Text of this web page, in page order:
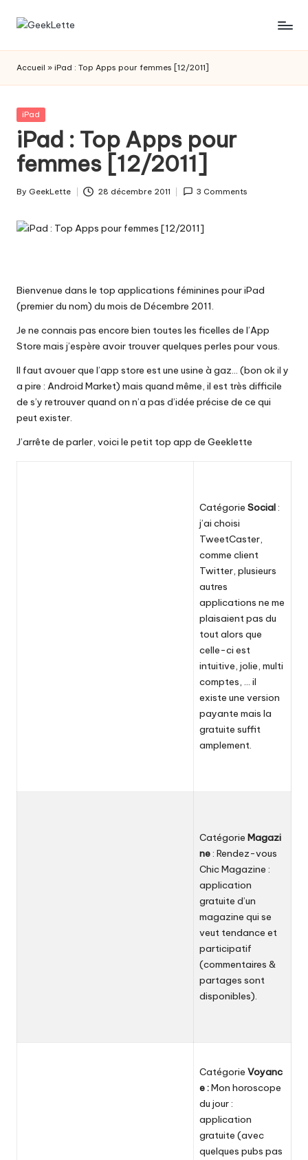
Skip
G
e
e
k
L
e
t
t
e
les
de
société
Accueil » iPad : Top Apps pour femmes [12/2011]
Posted
iPad
iPad : Top Apps pour
femmes [12/2011]
Posted
By GeekLette 28 décembre 2011 3 Comments
Bienvenue dans le top applications féminines pour iPad
(premier du nom) du mois de Décembre 2011.
Je ne connais pas encore bien toutes les ficelles de l’App
Store mais j’espère avoir trouver quelques perles pour vous.
Il faut avouer que l’app store est une usine à gaz… (bon ok il y
a pire : Android Market) mais quand même, il est très difficile
de s’y retrouver quand on n’a pas d’idée précise de ce qui
peut exister.
J’arrête de parler, voici le petit top app de Geeklette
Catégorie Social:
j’ai choisi
TweetCaster,
comme client
Twitter, plusieurs
autres
applications ne me
plaisaient pas du
tout alors que
celle-ci est
intuitive, jolie, multi
comptes, … il
existe une version
payante mais la
gratuite suffit
amplement.
Catégorie Magazi
ne: Rendez-vous
Chic Magazine :
application
gratuite d’un
magazine qui se
veut tendance et
participatif
(commentaires &
partages sont
disponibles).
Catégorie Voyanc
e :Mon horoscope
du jour:
application
gratuite (avec
quelques pubs pas